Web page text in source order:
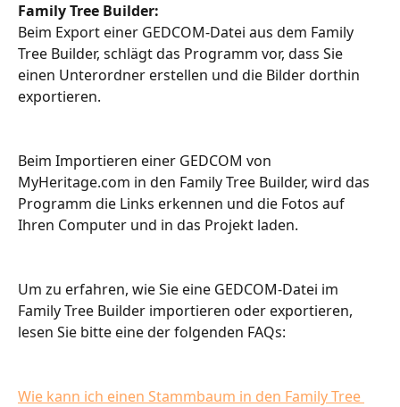
Family Tree Builder:
Beim Export einer GEDCOM-Datei aus dem Family
Tree Builder, schlägt das Programm vor, dass Sie
einen Unterordner erstellen und die Bilder dorthin
exportieren.​
Beim Importieren einer GEDCOM von
MyHeritage.com in den Family Tree Builder, wird das
Programm die Links erkennen und die Fotos auf
Ihren Computer und in das Projekt laden.
Um zu erfahren, wie Sie eine GEDCOM-Datei im
Family Tree Builder importieren oder exportieren,
lesen Sie bitte eine der folgenden FAQs:
Wie kann ich einen Stammbaum in den Family Tree